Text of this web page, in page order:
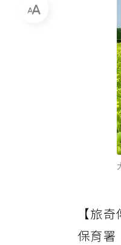
【旅
保育署